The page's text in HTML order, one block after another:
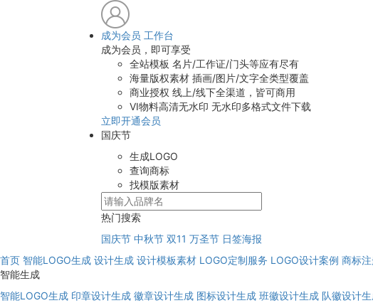
成为会员 工作台
成为会员，即可享受
全站模板 名片/工作证/门头等应有尽有
海量版权素材 插画/图片/文字全类型覆盖
商业授权 线上/线下全渠道，皆可商用
VI物料高清无水印 无水印多格式文件下载
立即开通会员
国庆节
生成LOGO
查询商标
找模版素材
热门搜索
国庆节 中秋节 双11 万圣节 日签海报
首页 智能LOGO生成 设计生成 设计模板素材 LOGO定制服务 LOGO设计案例 商标
智能生成
智能LOGO生成 印章设计生成 徽章设计生成 图标设计生成 班徽设计生成 队徽设计